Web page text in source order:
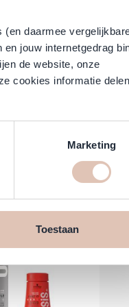
daarmee
jouw internetgedrag
de website, onze
cookies informatie
Marketing
Toestaan
Free.Hold
14,40) €